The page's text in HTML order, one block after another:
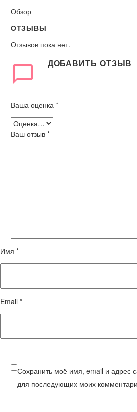
Обзор
ОТЗЫВЫ
Отзывов пока нет.
ДОБАВИТЬ ОТЗЫВ
Ваша оценка *
Ваш отзыв *
Имя *
Email *
Сохранить моё имя, email и адрес
для последующих моих